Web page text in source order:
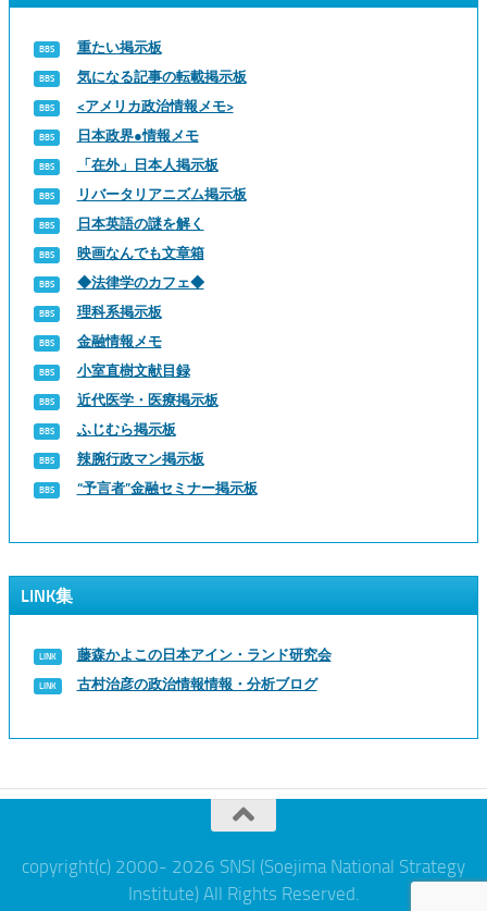
重たい掲示板
気になる記事の転載掲示板
<アメリカ政治情報メモ>
日本政界●情報メモ
「在外」日本人掲示板
リバータリアニズム掲示板
日本英語の謎を解く
映画なんでも文章箱
◆法律学のカフェ◆
理科系掲示板
金融情報メモ
小室直樹文献目録
近代医学・医療掲示板
ふじむら掲示板
辣腕行政マン掲示板
“予言者”金融セミナー掲示板
LINK集
藤森かよこの日本アイン・ランド研究会
古村治彦の政治情報情報・分析ブログ
copyright(c) 2000- 2026 SNSI (Soejima National Strategy
Institute) All Rights Reserved.